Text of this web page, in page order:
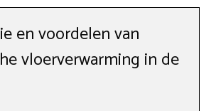
en voordelen van
vloerverwarming in de